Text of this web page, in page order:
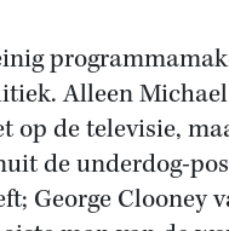
Alleen
op de televisie,
de underdog-
George Clooney